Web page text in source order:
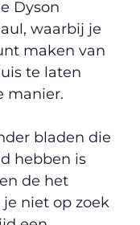
Dyson
waarbij je
maken van
te laten
manier.
bladen die
hebben is
de het
niet op zoek